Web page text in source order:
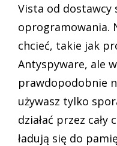
Vista od dostawcy
oprogramowania.
chcieć, takie jak
Antyspyware, ale
prawdopodobnie
używasz tylko
działać przez cały
ładują się do